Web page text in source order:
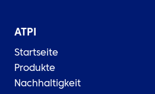
ATPI
Startseite
Produkte
Nachhaltigkeit